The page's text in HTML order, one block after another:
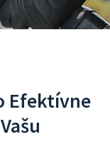
Efektívne